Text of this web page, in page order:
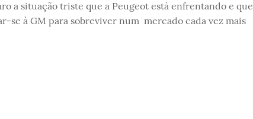
a situação triste que a Peugeot está enfrentando e que
se à GM para sobreviver num mercado cada vez mais